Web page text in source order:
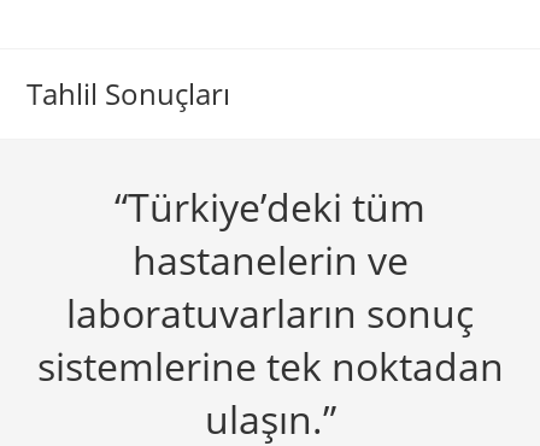
Tahlil Sonuçları
“Türkiye’deki tüm
hastanelerin ve
laboratuvarların sonuç
sistemlerine tek noktadan
ulaşın.”